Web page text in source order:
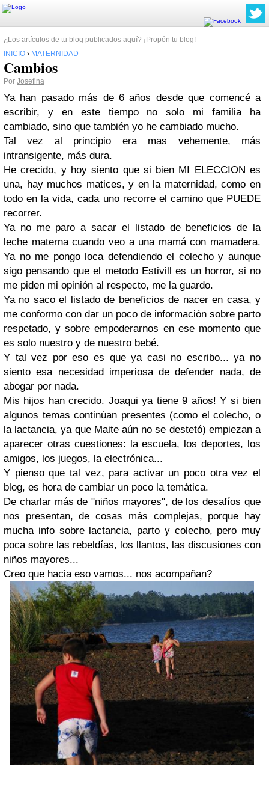
¿Los artículos de tu blog publicados aquí? ¡Propón tu blog!
INICIO › MATERNIDAD
Cambios
Por Josefina
Ya han pasado más de 6 años desde que comencé a
escribir, y en este tiempo no solo mi familia ha
cambiado, sino que también yo he cambiado mucho.
Tal vez al principio era mas vehemente, más
intransigente, más dura.
He crecido, y hoy siento que si bien MI ELECCION es
una, hay muchos matices, y en la maternidad, como en
todo en la vida, cada uno recorre el camino que PUEDE
recorrer.
Ya no me paro a sacar el listado de beneficios de la
leche materna cuando veo a una mamá con mamadera.
Ya no me pongo loca defendiendo el colecho y aunque
sigo pensando que el metodo Estivill es un horror, si no
me piden mi opinión al respecto, me la guardo.
Ya no saco el listado de beneficios de nacer en casa, y
me conformo con dar un poco de información sobre parto
respetado, y sobre empoderarnos en ese momento que
es solo nuestro y de nuestro bebé.
Y tal vez por eso es que ya casi no escribo... ya no
siento esa necesidad imperiosa de defender nada, de
abogar por nada.
Mis hijos han crecido. Joaqui ya tiene 9 años! Y si bien
algunos temas continúan presentes (como el colecho, o
la lactancia, ya que Maite aún no se destetó) empiezan a
aparecer otras cuestiones: la escuela, los deportes, los
amigos, los juegos, la electrónica...
Y pienso que tal vez, para activar un poco otra vez el
blog, es hora de cambiar un poco la temática.
De charlar más de "niños mayores", de los desafíos que
nos presentan, de cosas más complejas, porque hay
mucha info sobre lactancia, parto y colecho, pero muy
poca sobre las rebeldías, los llantos, las discusiones con
niños mayores...
Creo que hacia eso vamos... nos acompañan?